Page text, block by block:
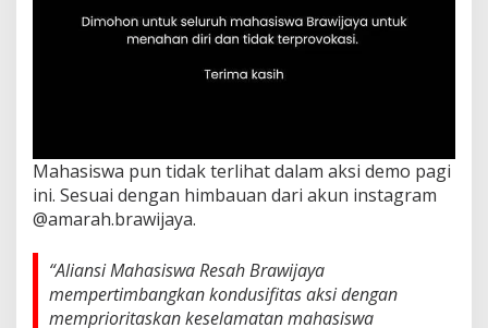
Mahasiswa pun tidak terlihat dalam aksi demo pagi
ini. Sesuai dengan himbauan dari akun instagram
@amarah.brawijaya.
“Aliansi Mahasiswa Resah Brawijaya
mempertimbangkan kondusifitas aksi dengan
memprioritaskan keselamatan mahasiswa